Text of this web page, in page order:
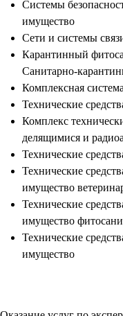
Системы
имущество
Сети и системы
Карантинный
Санитарно-
Комплексная
Технические
Комплекс
делящимися и
Технические
Технические
имущество
Технические
имущество
Технические
имущество